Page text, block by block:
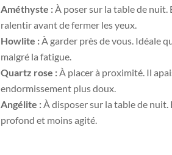
Améthyste :À poser sur la table de nuit.
ralentir avant de fermer les yeux.
Howlite :À garder près de vous. Idéale
malgré la fatigue.
Quartz rose :À placer à proximité. Il
endormissement plus doux.
Angélite :À disposer sur la table de
profond et moins agité.